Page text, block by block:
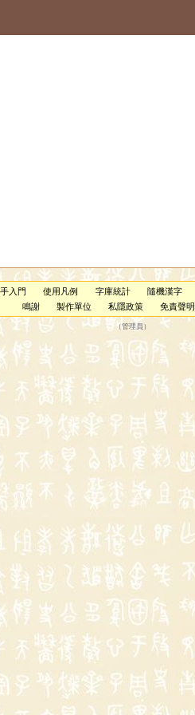
入門 使用凡例 字庫統計 隨機漢字
鳴謝
製作單位 私隱政策 免責聲明
（管理員 ）